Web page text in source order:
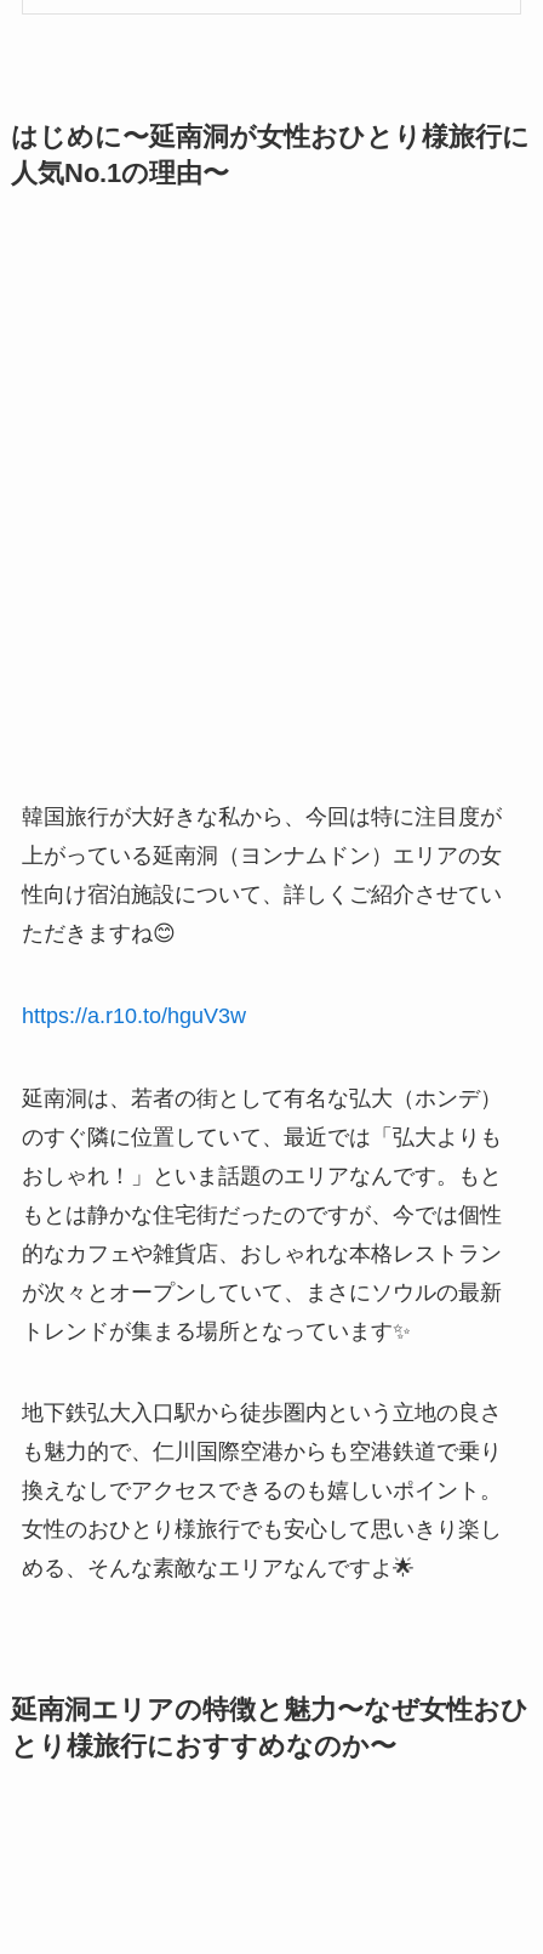
はじめに〜延南洞が女性おひとり様旅行に
人気No.1の理由〜
韓国旅行が大好きな私から、今回は特に注目度が
上がっている延南洞（ヨンナムドン）エリアの女
性向け宿泊施設について、詳しくご紹介させてい
ただきますね😊
https://a.r10.to/hguV3w
延南洞は、若者の街として有名な弘大（ホンデ）
のすぐ隣に位置していて、最近では「弘大よりも
おしゃれ！」といま話題のエリアなんです。もと
もとは静かな住宅街だったのですが、今では個性
的なカフェや雑貨店、おしゃれな本格レストラン
が次々とオープンしていて、まさにソウルの最新
トレンドが集まる場所となっています✨
地下鉄弘大入口駅から徒歩圏内という立地の良さ
も魅力的で、仁川国際空港からも空港鉄道で乗り
換えなしでアクセスできるのも嬉しいポイント。
女性のおひとり様旅行でも安心して思いきり楽し
める、そんな素敵なエリアなんですよ🌟
延南洞エリアの特徴と魅力〜なぜ女性おひ
とり様旅行におすすめなのか〜